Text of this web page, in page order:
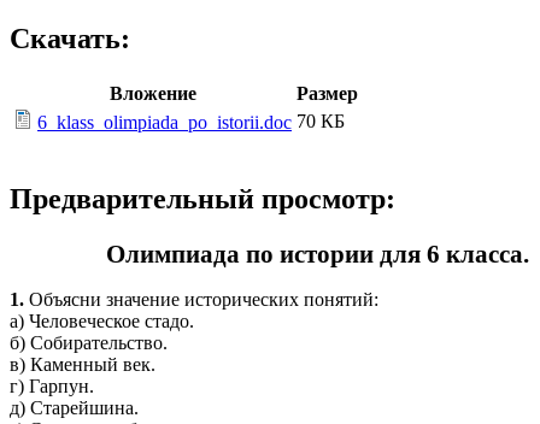
Скачать:
Вложение
Размер
6_klass_olimpiada_po_istorii.doc 70 КБ
Предварительный просмотр:
Олимпиада по истории для 6 класса.
1. Объясни значение исторических понятий:
а) Человеческое стадо.
б) Собирательство.
в) Каменный век.
г) Гарпун.
д) Старейшина.